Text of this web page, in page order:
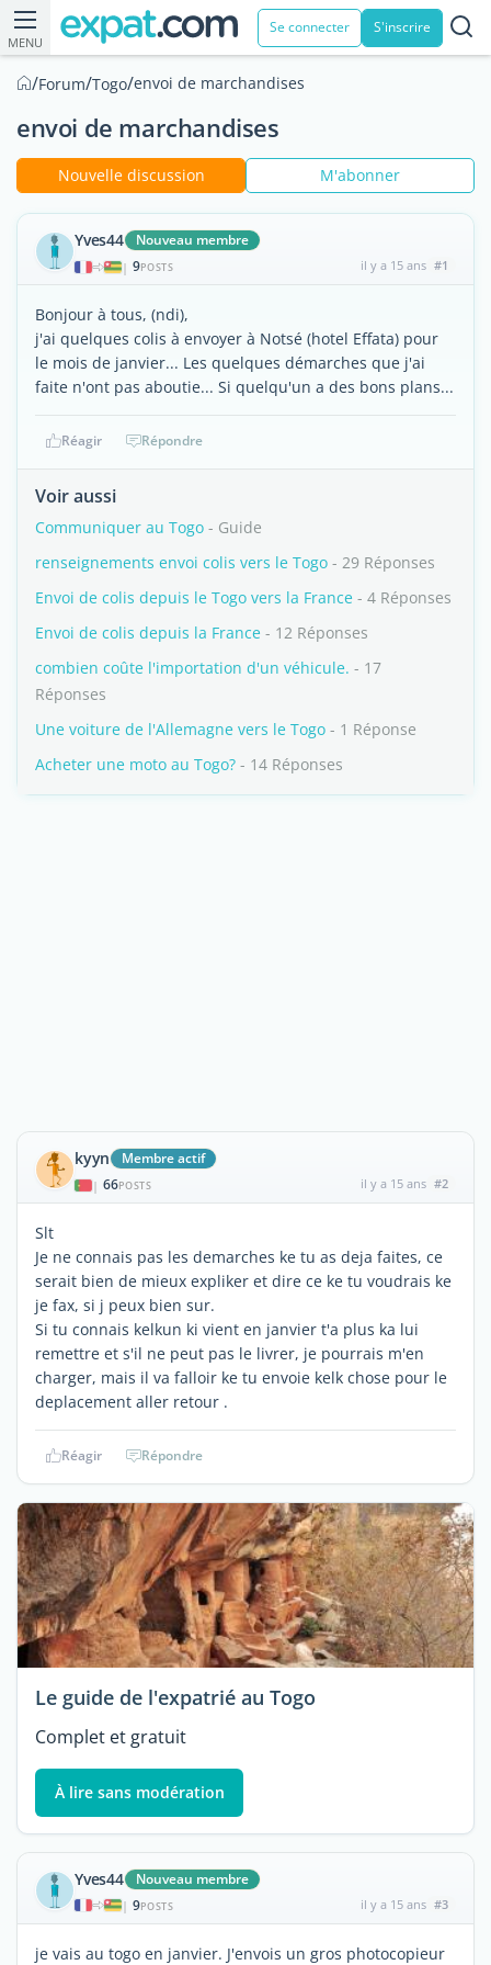
MENU
Se connecter S'inscrire
/Forum/Togo/envoi de marchandises
envoi de marchandises
Nouvelle discussion M'abonner
Yves44 Nouveau membre
| 9POSTS il y a 15 ans #1
Bonjour à tous, (ndi),
j'ai quelques colis à envoyer à Notsé (hotel Effata) pour
le mois de janvier... Les quelques démarches que j'ai
faite n'ont pas aboutie... Si quelqu'un a des bons plans...
Réagir Répondre
Voir aussi
Communiquer au Togo - Guide
renseignements envoi colis vers le Togo - 29 Réponses
Envoi de colis depuis le Togo vers la France - 4 Réponses
Envoi de colis depuis la France - 12 Réponses
combien coûte l'importation d'un véhicule. - 17
Réponses
Une voiture de l'Allemagne vers le Togo - 1 Réponse
Acheter une moto au Togo? - 14 Réponses
kyyn Membre actif
| 66POSTS il y a 15 ans #2
Slt
Je ne connais pas les demarches ke tu as deja faites, ce
serait bien de mieux expliker et dire ce ke tu voudrais ke
je fax, si j peux bien sur.
Si tu connais kelkun ki vient en janvier t'a plus ka lui
remettre et s'il ne peut pas le livrer, je pourrais m'en
charger, mais il va falloir ke tu envoie kelk chose pour le
deplacement aller retour .
Réagir Répondre
Le guide de l'expatrié au Togo
Complet et gratuit
À lire sans modération
Yves44 Nouveau membre
| 9POSTS il y a 15 ans #3
je vais au togo en janvier. J'envois un gros photocopieur